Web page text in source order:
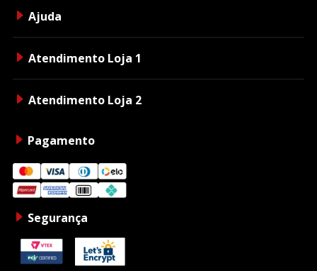
Ajuda
Atendimento Loja 1
Atendimento Loja 2
Pagamento
Segurança